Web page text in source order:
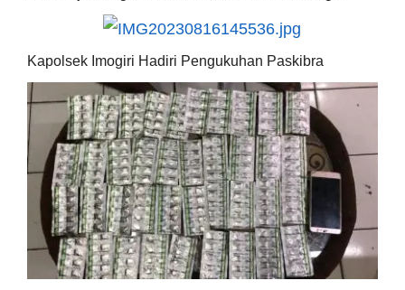
Kapolsek Imogiri Hadiri Pengukuhan Paskibra